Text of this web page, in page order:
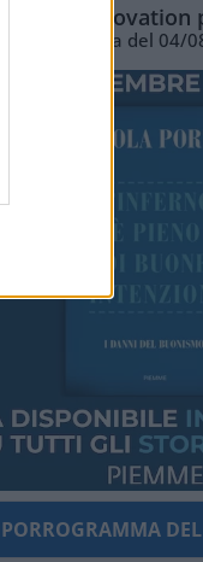
La standing
Vignetta del 04/
PORROGRAMMA